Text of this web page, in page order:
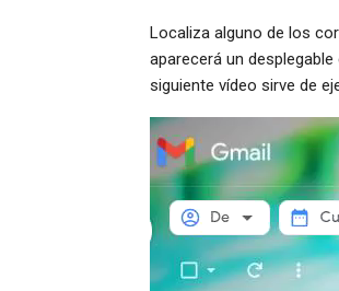
Localiza alguno de los
aparecerá un
siguiente vídeo sirve de
Reproductor
de
vídeo